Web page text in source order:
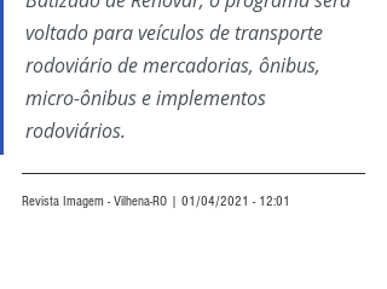
voltado para veículos de transporte
rodoviário de mercadorias, ônibus,
micro-ônibus e implementos
rodoviários.
Revista Imagem - Vilhena-RO | 01/04/2021 - 12:01